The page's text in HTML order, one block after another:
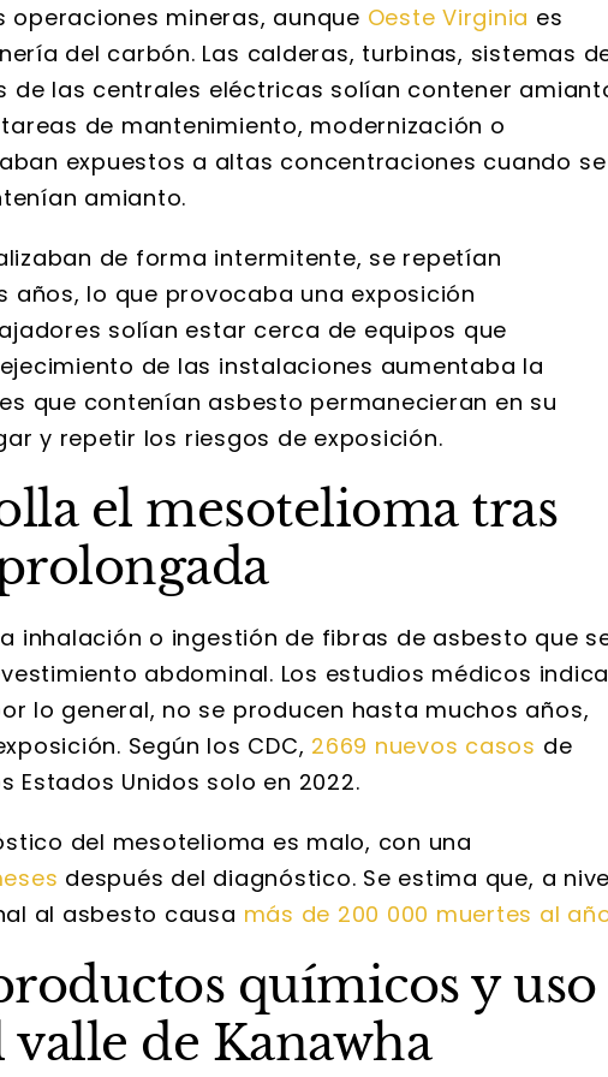
mineras, aunque Oeste Virginia es
del carbón. Las calderas, turbinas, sistemas
de las centrales eléctricas solían contener
de mantenimiento, modernización o
expuestos a altas concentraciones cuando se
amianto.
de forma intermitente, se repetían
lo que provocaba una exposición
solían estar cerca de equipos que
de las instalaciones aumentaba la
que contenían asbesto permanecieran en su
y repetir los riesgos de exposición.
el mesotelioma tras
inhalación o ingestión de fibras de asbesto que
abdominal. Los estudios médicos
lo general, no se producen hasta muchos años,
Según los CDC, 2669 nuevos casos de
Unidos solo en 2022.
del mesotelioma es malo, con una
después del diagnóstico. Se estima que, a
al asbesto causa más de 200 000 muertes al
químicos y uso
valle de Kanawha